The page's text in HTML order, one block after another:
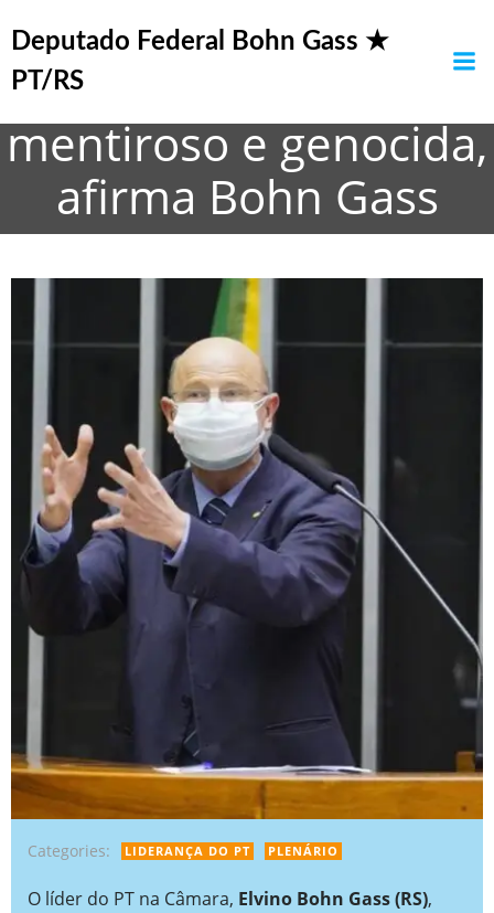
para
Deputado Federal Bohn Gass ★
PT/RS
Bolsonaro é um
presidente corrupto,
mentiroso e genocida,
afirma Bohn Gass
Categories: LIDERANÇA DO PT PLENÁRIO
O líder do PT na Câmara, Elvino Bohn Gass (RS),